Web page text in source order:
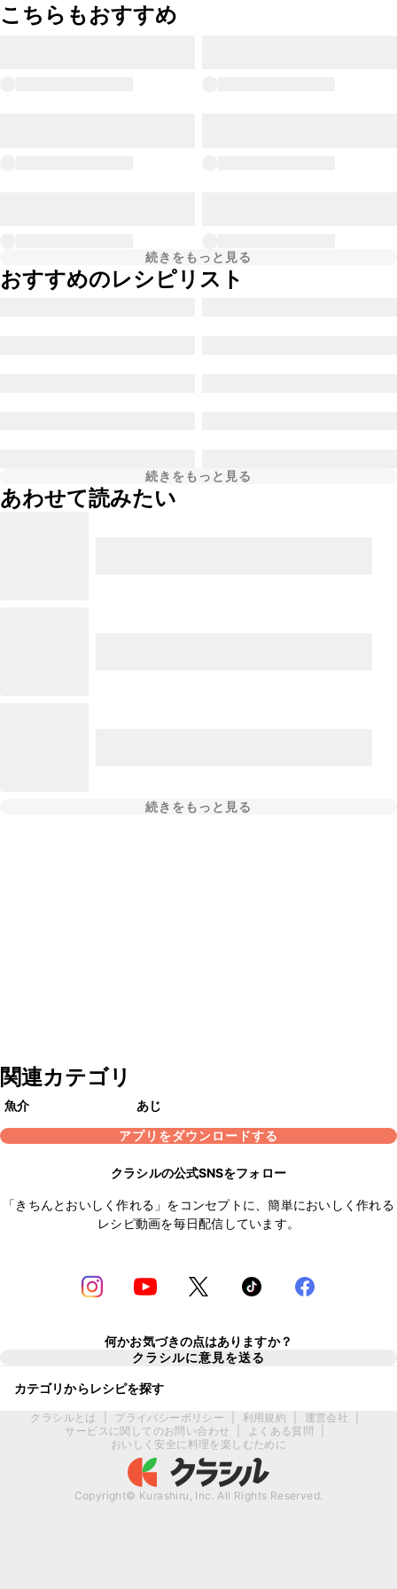
こちらもおすすめ
続きをもっと見る
おすすめのレシピリスト
続きをもっと見る
あわせて読みたい
続きをもっと見る
関連カテゴリ
魚介
あじ
アプリをダウンロードする
クラシルの公式SNSをフォロー
「きちんとおいしく作れる」をコンセプトに、簡単においしく作れる
レシピ動画を毎日配信しています。
何かお気づきの点はありますか？
クラシルに意見を送る
カテゴリからレシピを探す
クラシルとは プライバシーポリシー 利用規約 運営会社
サービスに関してのお問い合わせ
よくある質問
おいしく安全に料理を楽しむために
Copyright© Kurashiru, Inc. All Rights Reserved.